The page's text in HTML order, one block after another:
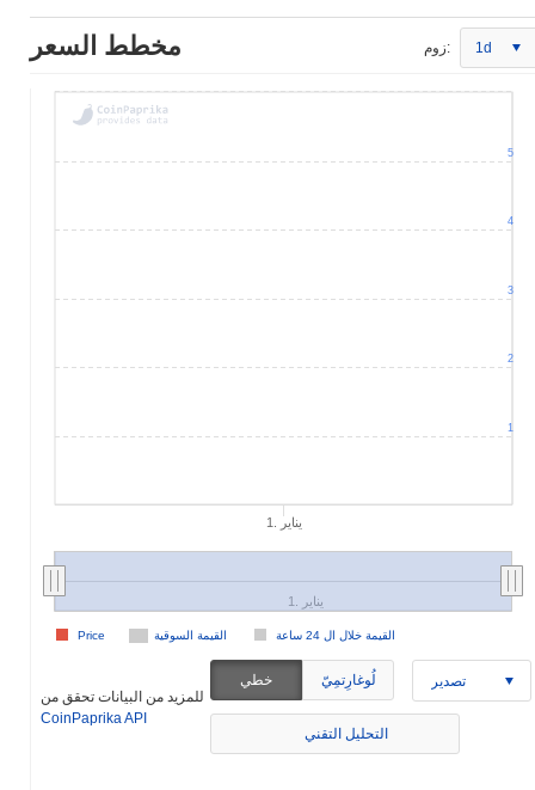
مخطط السعر زوم: 1d
1. يناير
القيمة السوقية القيمة خلال ال 24 ساعة Price
1. يناير
1
2
3
4
5
للمزيد من البيانات تحقق من
CoinPaprika API
خطي لُوغارِتمِيّ تصدير
التحليل التقني